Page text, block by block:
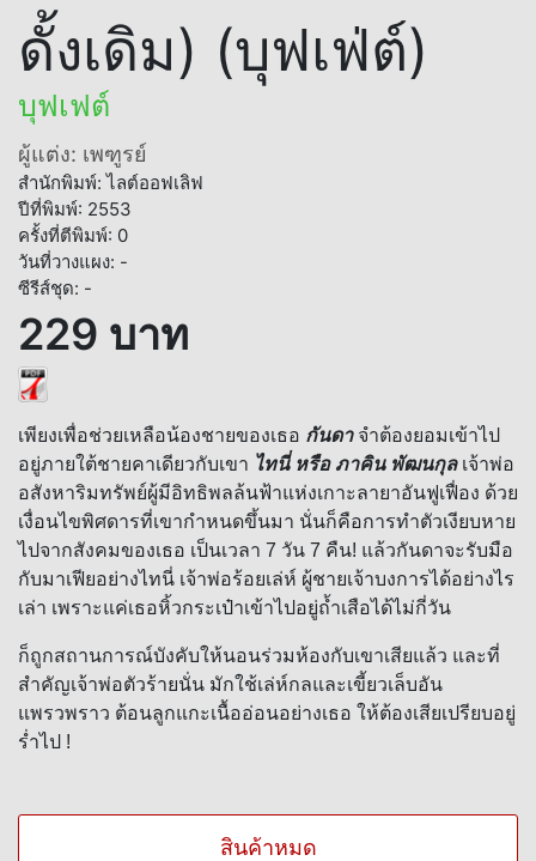
ดั้งเดิม) (บุฟเฟ่ต์)
บุฟเฟต์
ผู้แต่ง: เพฑูรย์
สำนักพิมพ์: ไลต์ออฟเลิฟ
ปีที่พิมพ์: 2553
ครั้งที่ตีพิมพ์: 0
วันที่วางแผง: -
ซีรีส์ชุด: -
229 บาท
เพียงเพื่อช่วยเหลือน้องชายของเธอ กันดาจำต้องยอมเข้าไป
อยู่ภายใต้ชายคาเดียวกับเขา ไทนี่ หรือ ภาคิน พัฒนกุลเจ้าพ่อ
อสังหาริมทรัพย์ผู้มีอิทธิพลล้นฟ้าแห่งเกาะลายาอันฟูเฟื่อง ด้วย
เงื่อนไขพิศดารที่เขากำหนดขึ้นมา นั่นก็คือการทำตัวเงียบหาย
ไปจากสังคมของเธอ เป็นเวลา 7 วัน 7 คืน! แล้วกันดาจะรับมือ
กับมาเฟียอย่างไทนี่ เจ้าพ่อร้อยเล่ห์ ผู้ชายเจ้าบงการได้อย่างไร
เล่า เพราะแค่เธอหิ้วกระเป๋าเข้าไปอยู่ถ้ำเสือได้ไม่กี่วัน
ก็ถูกสถานการณ์บังคับให้นอนร่วมห้องกับเขาเสียแล้ว และที่
สำคัญเจ้าพ่อตัวร้ายนั่น มักใช้เล่ห์กลและเขี้ยวเล็บอัน
แพรวพราว ต้อนลูกแกะเนื้ออ่อนอย่างเธอ ให้ต้องเสียเปรียบอยู่
ร่ำไป !
สินค้าหมด